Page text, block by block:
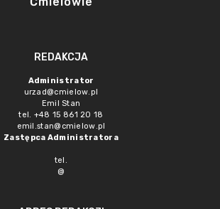
REDAKCJA
Administrator
urzad@cmielow.pl
Emil Stan
tel. +48 15 861 20 18
emil.stan@cmielow.pl
Zastępca Administratora
tel.
@